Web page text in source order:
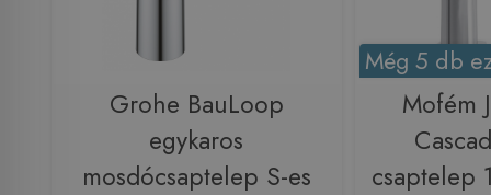
Grohe BauLoop
egykaros
mosdócsaptelep S-es
Még 5 db
Mofém
csaptelep